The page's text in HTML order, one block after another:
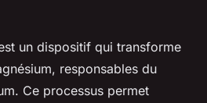
un dispositif qui transforme
responsables du
Ce processus permet